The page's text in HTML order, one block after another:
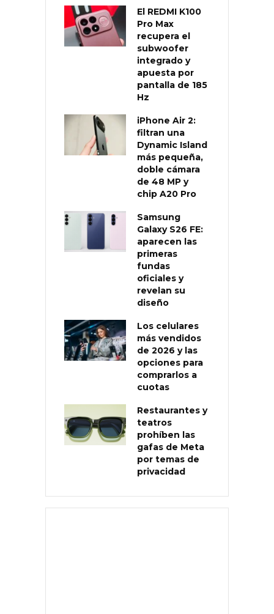
El REDMI K100
Pro Max
recupera el
subwoofer
integrado y
apuesta por
pantalla de 185
Hz
iPhone Air 2:
filtran una
Dynamic Island
más pequeña,
doble cámara
de 48 MP y
chip A20 Pro
Samsung
Galaxy S26 FE:
aparecen las
primeras
fundas
oficiales y
revelan su
diseño
Los celulares
más vendidos
de 2026 y las
opciones para
comprarlos a
cuotas
Restaurantes y
teatros
prohíben las
gafas de Meta
por temas de
privacidad